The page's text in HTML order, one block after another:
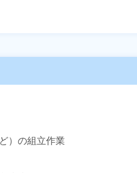
）の組立作業